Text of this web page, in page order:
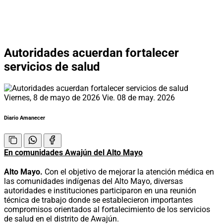
Autoridades acuerdan fortalecer
servicios de salud
Viernes, 8 de mayo de 2026 Vie. 08 de may. 2026
Diario Amanecer
En comunidades Awajún del Alto Mayo
Alto Mayo. Con el objetivo de mejorar la atención médica en
las comunidades indígenas del Alto Mayo, diversas
autoridades e instituciones participaron en una reunión
técnica de trabajo donde se establecieron importantes
compromisos orientados al fortalecimiento de los servicios
de salud en el distrito de Awajún.